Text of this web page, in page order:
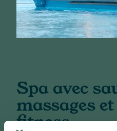
Spa avec
massages et
fitness